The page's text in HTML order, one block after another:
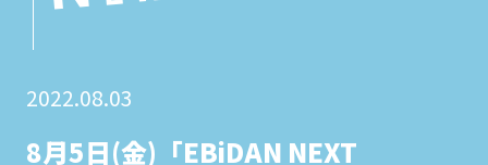
2022.08.03
8月5日(金)「EBiDAN NEXT